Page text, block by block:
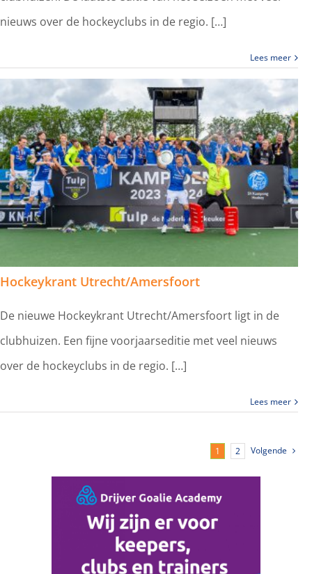
nieuws over de hockeyclubs in de regio. […]
Lees meer
Hockeykrant Utrecht/Amersfoort
De nieuwe Hockeykrant Utrecht/Amersfoort ligt in de
clubhuizen. Een fijne voorjaarseditie met veel nieuws
over de hockeyclubs in de regio. […]
Lees meer
1 2 Volgende